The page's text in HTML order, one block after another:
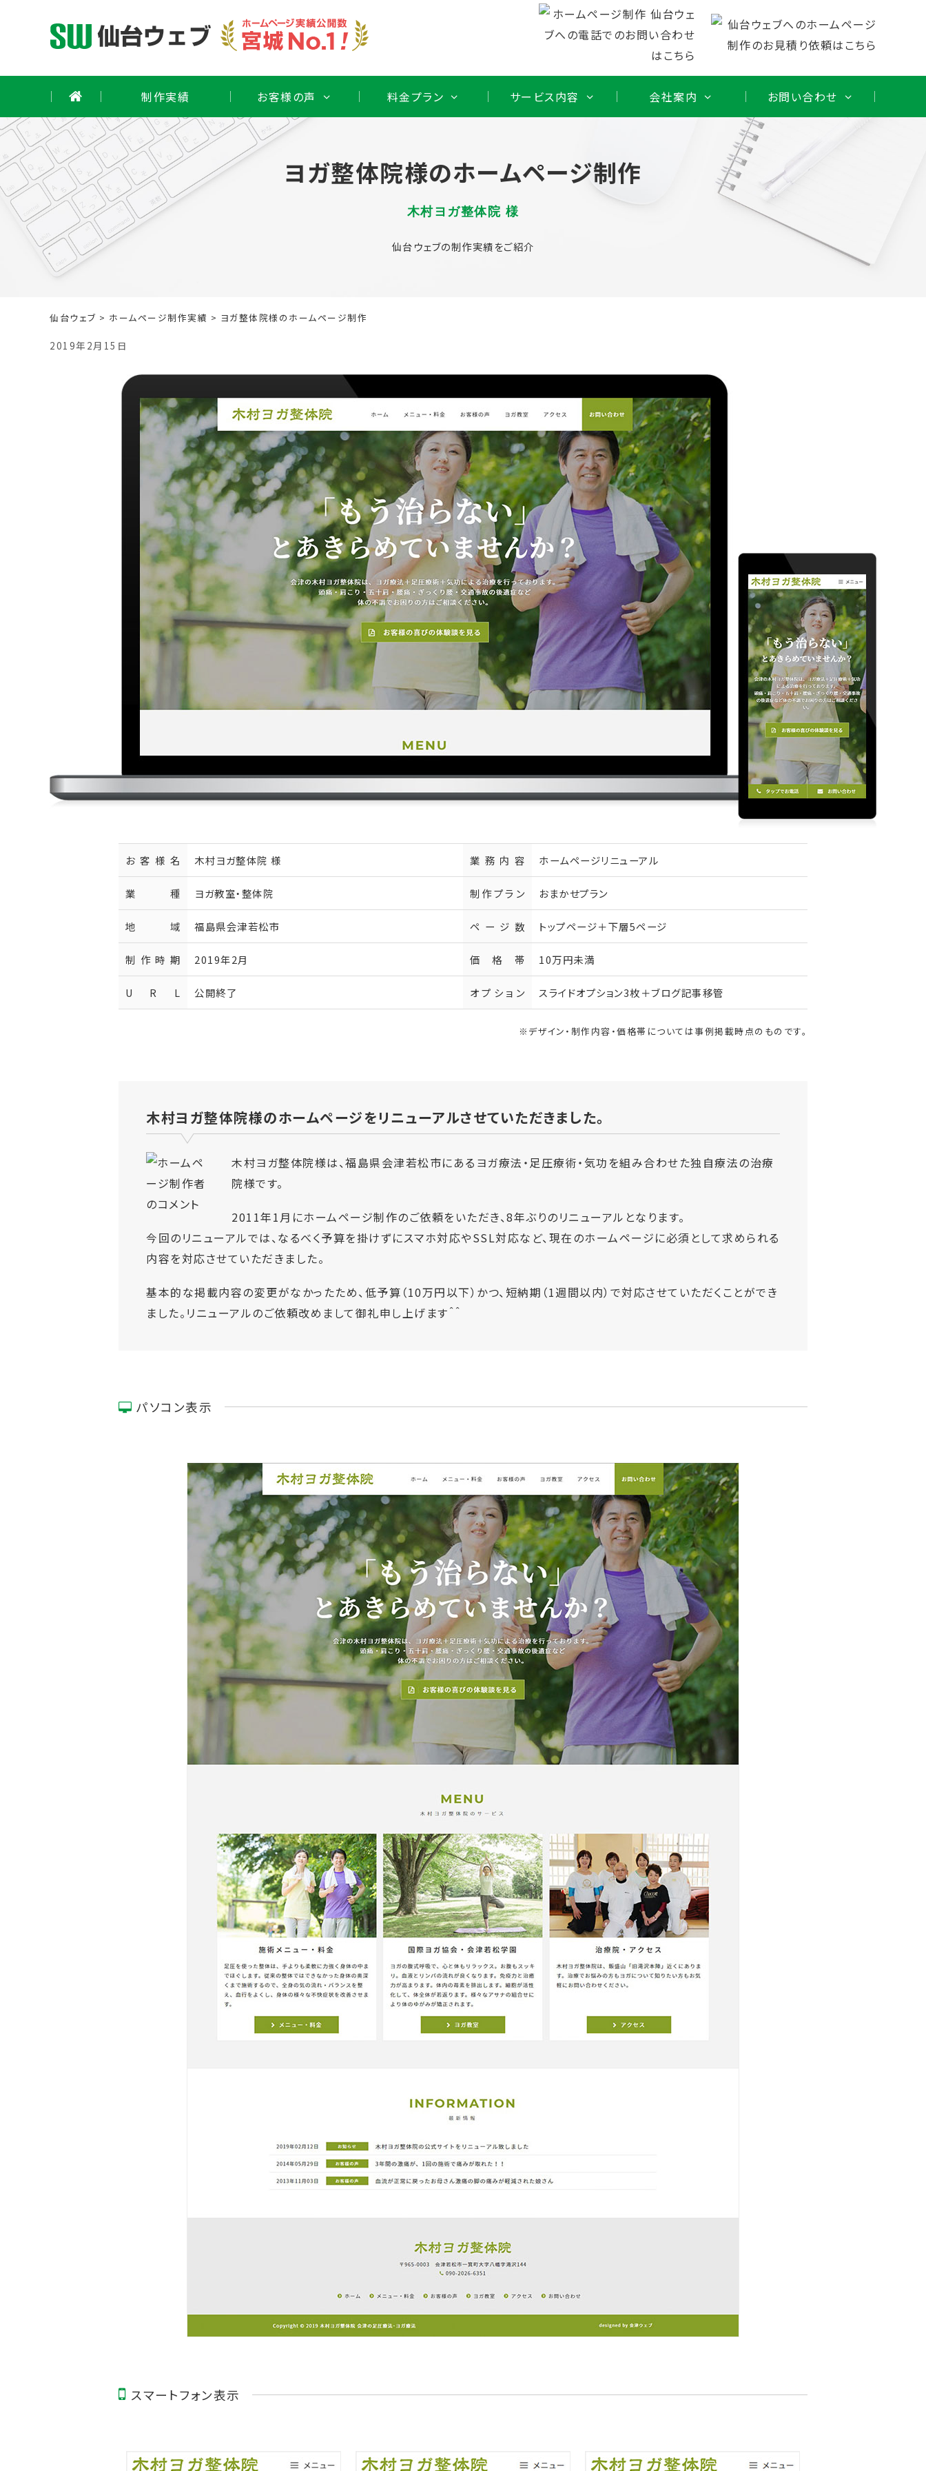
制作実績 お客様の声 料金プラン サービス内容 会社案内 お問い合わせ
ヨガ整体院様のホームページ制作
木村ヨガ整体院 様
仙台ウェブの制作実績をご紹介
仙台ウェブ > ホームページ制作実績 > ヨガ整体院様のホームページ制作
2019年2月15日
お客様名 木村ヨガ整体院 様
業種 ヨガ教室・整体院
地域 福島県会津若松市
制作時期 2019年2月
U R L 公開終了
業務内容 ホームページリニューアル
制作プラン おまかせプラン
ページ数 トップページ＋下層5ページ
価格帯 10万円未満
オプション スライドオプション3枚＋ブログ記事移管
※デザイン・制作内容・価格帯については事例掲載時点のものです。
木村ヨガ整体院様のホームページをリニューアルさせていただきました。
木村ヨガ整体院様は、福島県会津若松市にあるヨガ療法・足圧療術・気功を組み合わせた独自療法の治療
院様です。
2011年1月にホームページ制作のご依頼をいただき、8年ぶりのリニューアルとなります。
今回のリニューアルでは、なるべく予算を掛けずにスマホ対応やSSL対応など、現在のホームページに必須として求められる
内容を対応させていただきました。
基本的な掲載内容の変更がなかったため、低予算（10万円以下）かつ、短納期（1週間以内）で対応させていただくことができ
ました。リニューアルのご依頼改めまして御礼申し上げます＾＾
パソコン表示
スマートフォン表示